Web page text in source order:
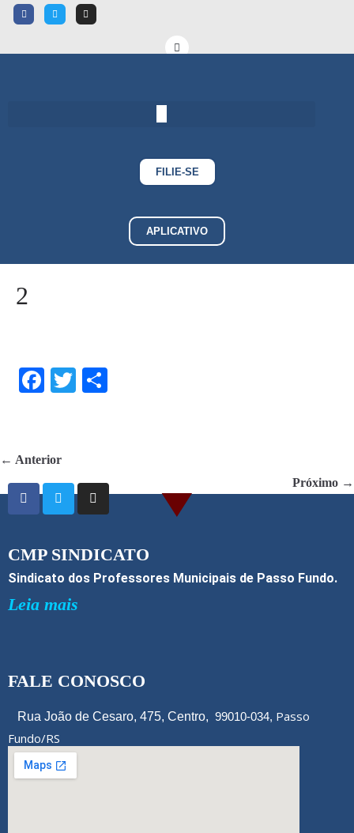
FILIE-SE
APLICATIVO
2
F
b
o
o
T
← Anterior
Próximo →
CMP SINDICATO
Sindicato dos Professores Municipais de Passo Fundo.
Leia mais
FALE CONOSCO
Rua João de Cesaro, 475, Centro, 99010-034, Passo
Fundo/RS